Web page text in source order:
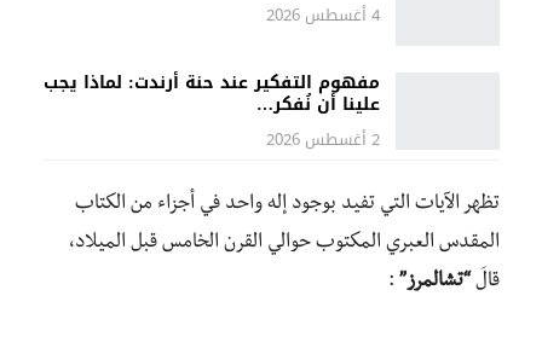
4 أغسطس 2026
مفهوم التفكير عند حنة أرندت: لماذا يجب
علينا أن نُفكر…
2 أغسطس 2026
تظهر الآيات التي تفيد بوجود إله واحد في أجزاء من الكتاب
المقدس العبري المكتوب حوالي القرن الخامس قبل الميلاد،
قالَ “تشالمرز” :